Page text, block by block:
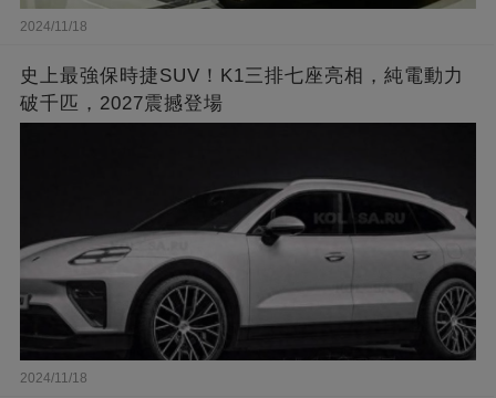
2024/11/18
史上最強保時捷SUV！K1三排七座亮相，純電動力
破千匹，2027震撼登場
2024/11/18